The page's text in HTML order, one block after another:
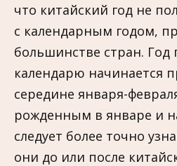
что китайский год не
с календарным годом,
большинстве стран. Год
календарю начинается
середине января-
рожденным в январе и
следует более точно
они до или после